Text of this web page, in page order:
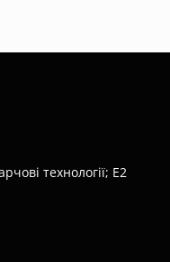
технології; E2